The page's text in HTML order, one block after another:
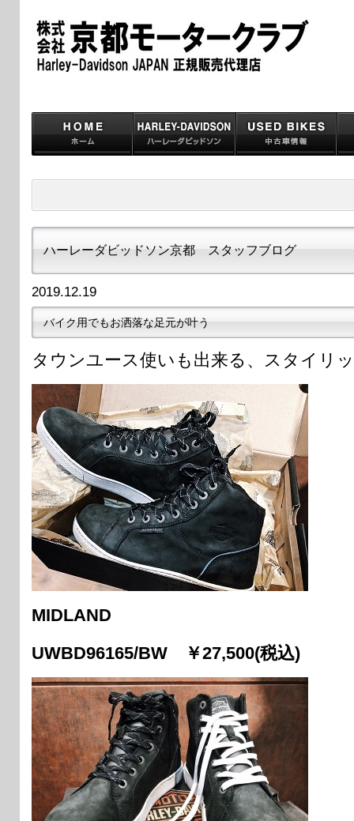
ハーレーダビッドソン京都 スタッフブログ
2019.12.19
バイク用でもお洒落な足元が叶う
タウンユース使いも出来る、スタイリ
MIDLAND
UWBD96165/BW ￥27,500(税込)